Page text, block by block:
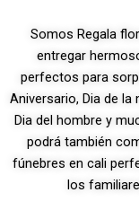
Somos Regala
entregar
perfectos para
Aniversario, Dia de la
Dia del hombre y
podrá también
fúnebres en cali
los